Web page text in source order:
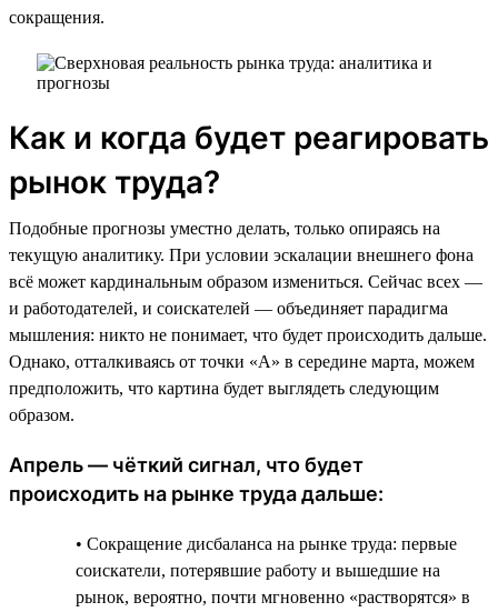
сокращения.
Как и когда будет реагировать
рынок труда?
Подобные прогнозы уместно делать, только опираясь на
текущую аналитику. При условии эскалации внешнего фона
всё может кардинальным образом измениться. Сейчас всех —
и работодателей, и соискателей — объединяет парадигма
мышления: никто не понимает, что будет происходить дальше.
Однако, отталкиваясь от точки «А» в середине марта, можем
предположить, что картина будет выглядеть следующим
образом.
Апрель — чёткий сигнал, что будет
происходить на рынке труда дальше:
• Сокращение дисбаланса на рынке труда: первые
соискатели, потерявшие работу и вышедшие на
рынок, вероятно, почти мгновенно «растворятся» в